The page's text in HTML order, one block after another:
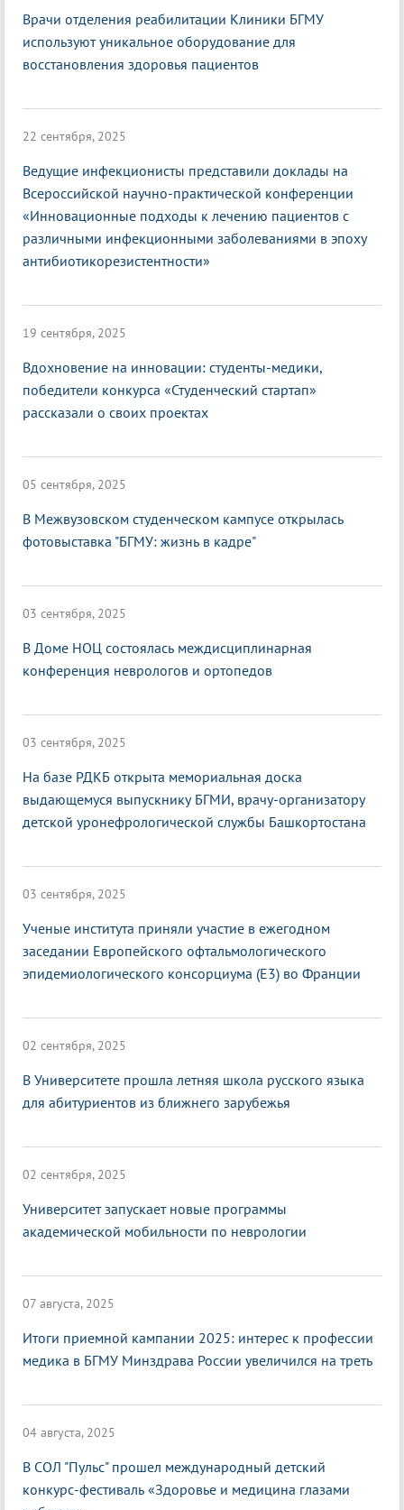
Врачи отделения реабилитации Клиники БГМУ
используют уникальное оборудование для
восстановления здоровья пациентов
22 сентября, 2025
Ведущие инфекционисты представили доклады на
Всероссийской научно-практической конференции
«Инновационные подходы к лечению пациентов с
различными инфекционными заболеваниями в эпоху
антибиотикорезистентности»
19 сентября, 2025
Вдохновение на инновации: студенты-медики,
победители конкурса «Студенческий стартап»
рассказали о своих проектах
05 сентября, 2025
В Межвузовском студенческом кампусе открылась
фотовыставка "БГМУ: жизнь в кадре"
03 сентября, 2025
В Доме НОЦ состоялась междисциплинарная
конференция неврологов и ортопедов
03 сентября, 2025
На базе РДКБ открыта мемориальная доска
выдающемуся выпускнику БГМИ, врачу-организатору
детской уронефрологической службы Башкортостана
03 сентября, 2025
Ученые института приняли участие в ежегодном
заседании Европейского офтальмологического
эпидемиологического консорциума (E3) во Франции
02 сентября, 2025
В Университете прошла летняя школа русского языка
для абитуриентов из ближнего зарубежья
02 сентября, 2025
Университет запускает новые программы
академической мобильности по неврологии
07 августа, 2025
Итоги приемной кампании 2025: интерес к профессии
медика в БГМУ Минздрава России увеличился на треть
04 августа, 2025
В СОЛ "Пульс" прошел международный детский
конкурс-фестиваль «Здоровье и медицина глазами